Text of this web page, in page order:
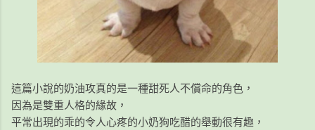
這篇小說的奶油攻真的是一種甜死人不償命的角色，
因為是雙重人格的緣故，
平常出現的乖的令人心疼的小奶狗吃醋的舉動很有趣，